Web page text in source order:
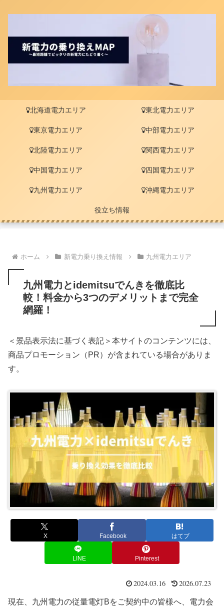
北海道電力エリア 東北電力エリア
東京電力エリア 中部電力エリア
北陸電力エリア 関西電力エリア
中国電力エリア 四国電力エリア
九州電力エリア 沖縄電力エリア
役立ち情報
ホーム 新電力乗り換え情報 九州電力エリア
九州電力とidemitsuでんきを徹底比
較！料金から3つのデメリットまで完全
網羅！
＜景品表示法に基づく表記＞本サイトのコンテンツには、
商品プロモーション（PR）が含まれている場合がありま
す。
X Facebook はてブ
LINE Pinterest
2024.03.16 2026.07.23
現在、九州電力の従量電灯Bをご契約中の皆様へ、電力会